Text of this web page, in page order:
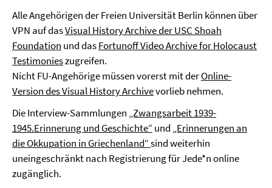
Alle Angehörigen der Freien Universität Berlin können über
VPN auf dasVisual History Archive der USC Shoah
Foundation und dasFortunoff Video Archive for Holocaust
Testimonieszugreifen.
Nicht FU-Angehörige müssen vorerst mit derOnline-
Version des Visual History Archivevorlieb nehmen.
Die Interview-Sammlungen „Zwangsarbeit 1939-
1945.Erinnerung und Geschichte“ und „Erinnerungen an
die Okkupation in Griechenland“sind weiterhin
uneingeschränkt nach Registrierung für Jede*n online
zugänglich.